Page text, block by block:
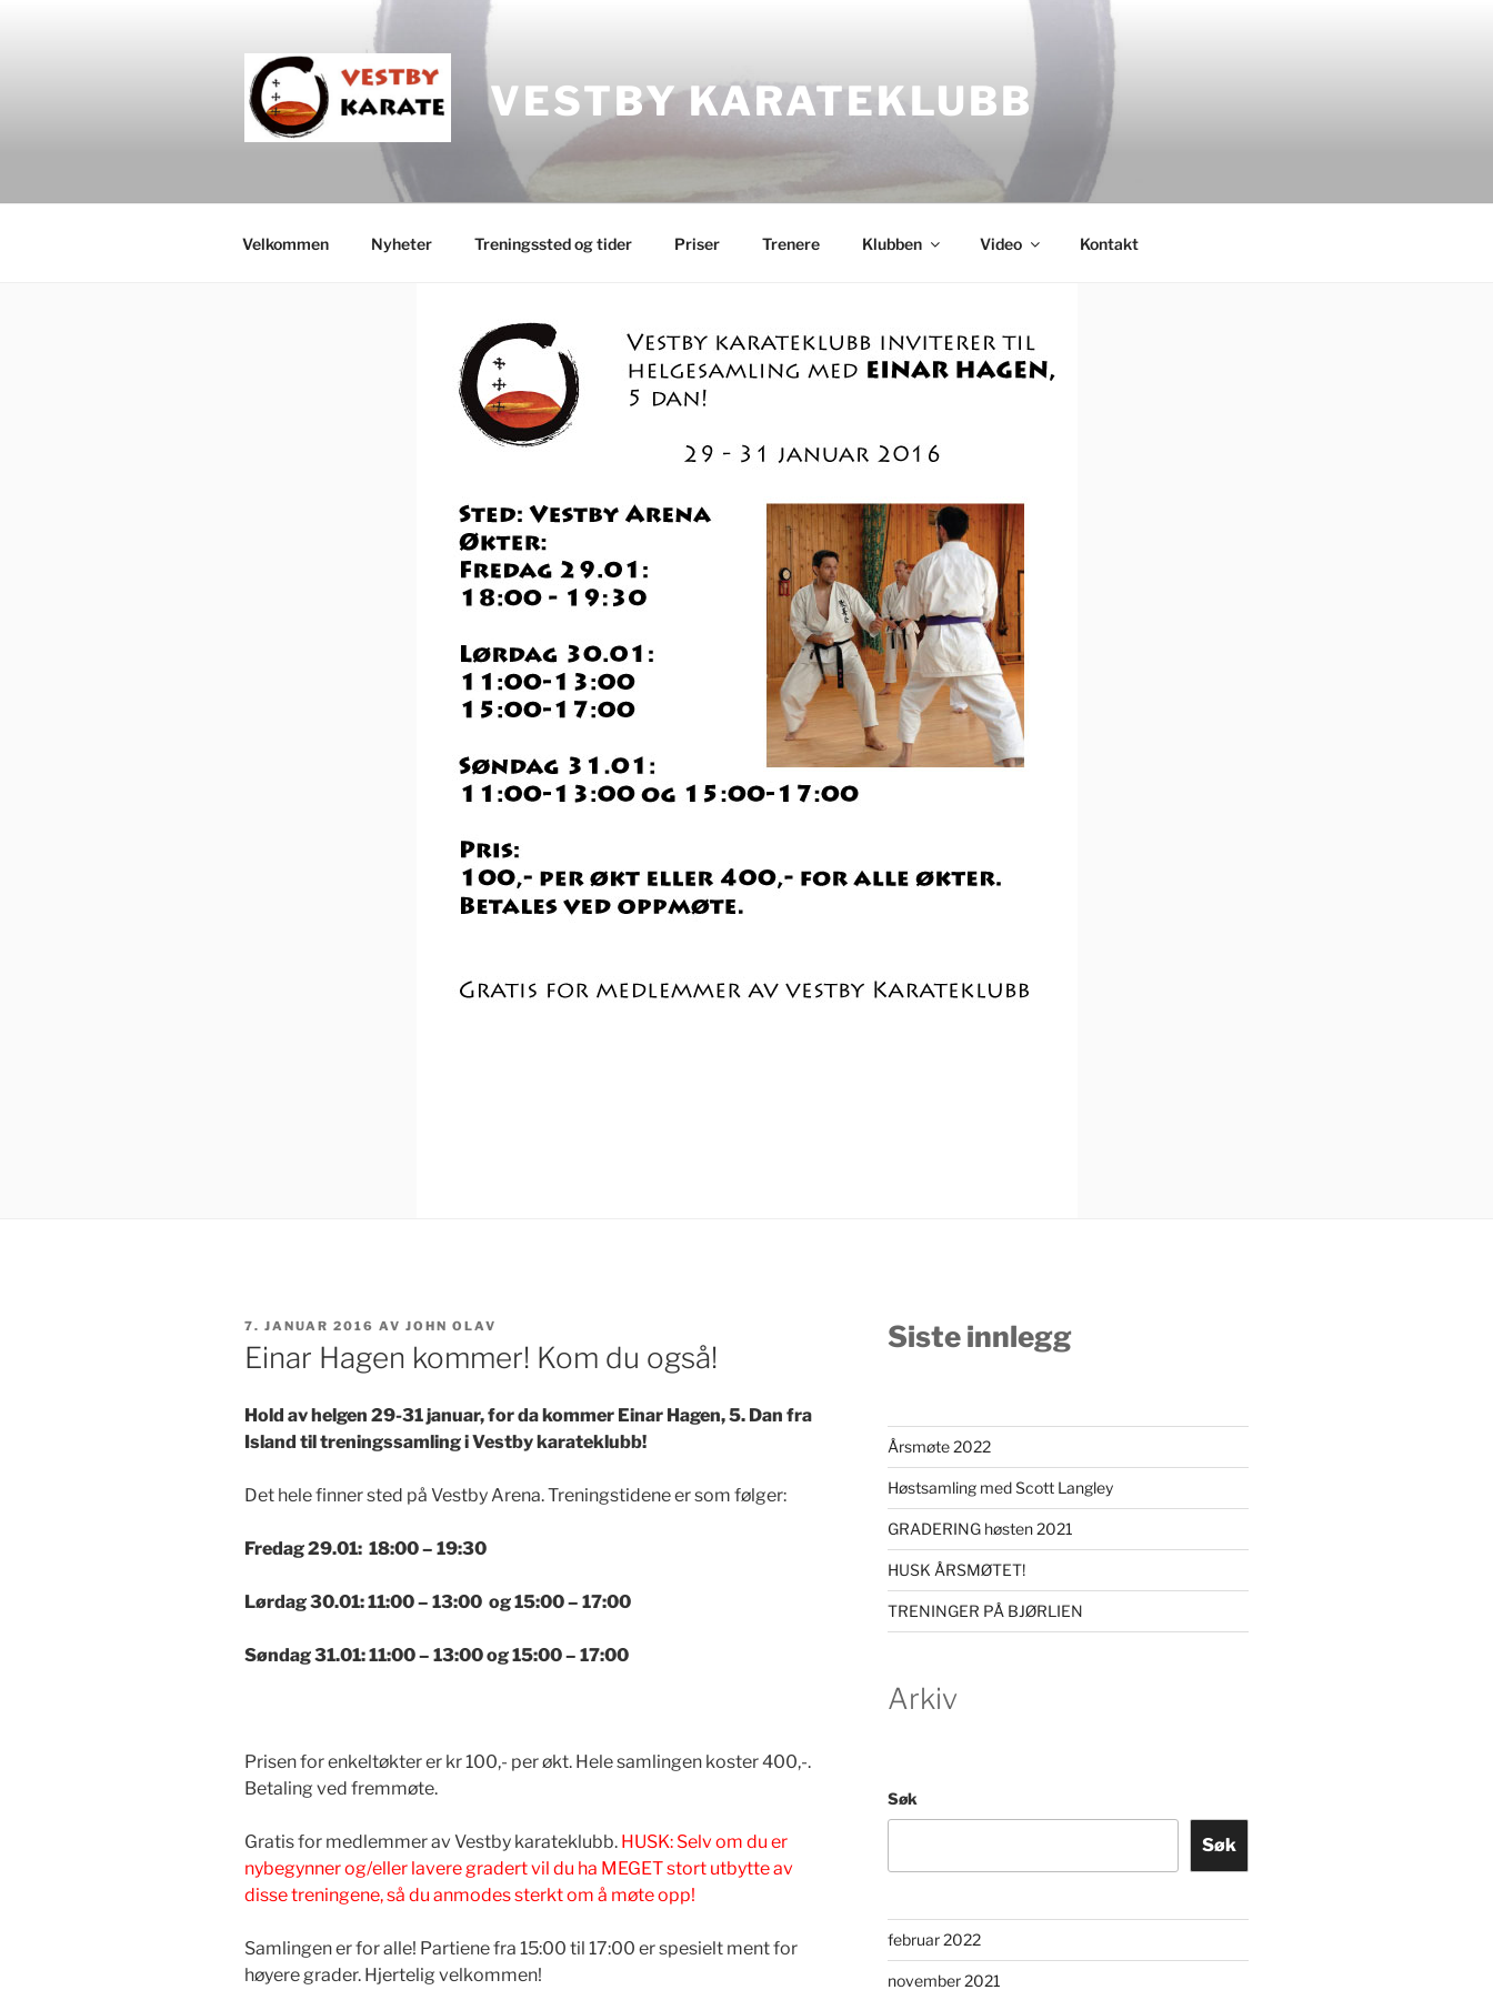
VESTBY KARATEKLUBB
Velkommen Nyheter Treningssted og tider Priser Trenere Klubben Video Kontakt
7. JANUAR 2016 AV JOHN OLAV
Einar Hagen kommer! Kom du også!
Hold av helgen 29-31 januar, for da kommer Einar Hagen, 5. Dan fra
Island til treningssamling i Vestby karateklubb!
Det hele finner sted på Vestby Arena. Treningstidene er som følger:
Fredag 29.01: 18:00 – 19:30
Lørdag 30.01: 11:00 – 13:00 og 15:00 – 17:00
Søndag 31.01: 11:00 – 13:00 og 15:00 – 17:00
Prisen for enkeltøkter er kr 100,- per økt. Hele samlingen koster 400,-.
Betaling ved fremmøte.
Gratis for medlemmer av Vestby karateklubb. HUSK: Selv om du er
nybegynner og/eller lavere gradert vil du ha MEGET stort utbytte av
disse treningene, så du anmodes sterkt om å møte opp!
Samlingen er for alle! Partiene fra 15:00 til 17:00 er spesielt ment for
høyere grader. Hjertelig velkommen!
Siste innlegg
Årsmøte 2022
Høstsamling med Scott Langley
GRADERING høsten 2021
HUSK ÅRSMØTET!
TRENINGER PÅ BJØRLIEN
Arkiv
Søk
Søk
februar 2022
november 2021